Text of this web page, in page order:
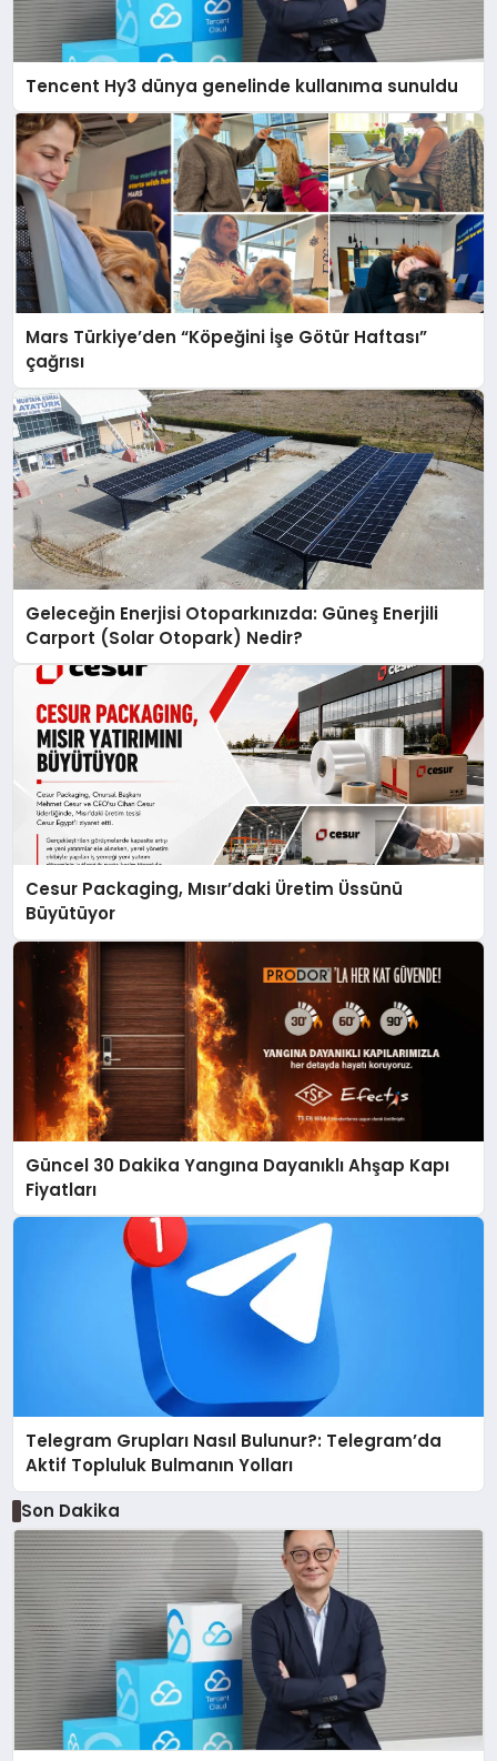
Tencent Hy3 dünya genelinde kullanıma sunuldu
Mars Türkiye’den “Köpeğini İşe Götür Haftası”
çağrısı
Geleceğin Enerjisi Otoparkınızda: Güneş Enerjili
Carport (Solar Otopark) Nedir?
Cesur Packaging, Mısır’daki Üretim Üssünü
Büyütüyor
Güncel 30 Dakika Yangına Dayanıklı Ahşap Kapı
Fiyatları
Telegram Grupları Nasıl Bulunur?: Telegram’da
Aktif Topluluk Bulmanın Yolları
Son Dakika